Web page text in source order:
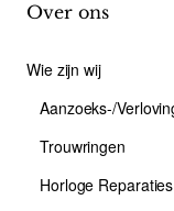
Over ons
Wie zijn wij
Trouwringen
Horloge Reparaties